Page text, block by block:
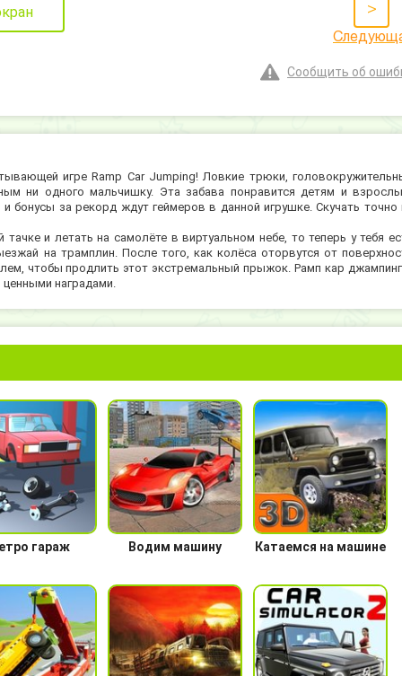
>
Сообщить об
игре Ramp Car Jumping! Ловкие трюки,
ни одного мальчишку. Эта забава понравится детям и
бонусы за рекорд ждут геймеров в данной игрушке. Скучать точно
и летать на самолёте в виртуальном небе, то теперь у тебя
на трамплин. После того, как колёса оторвутся от
чтобы продлить этот экстремальный прыжок. Рамп кар
ценными наградами.
гараж Водим машину Катаемся на машине